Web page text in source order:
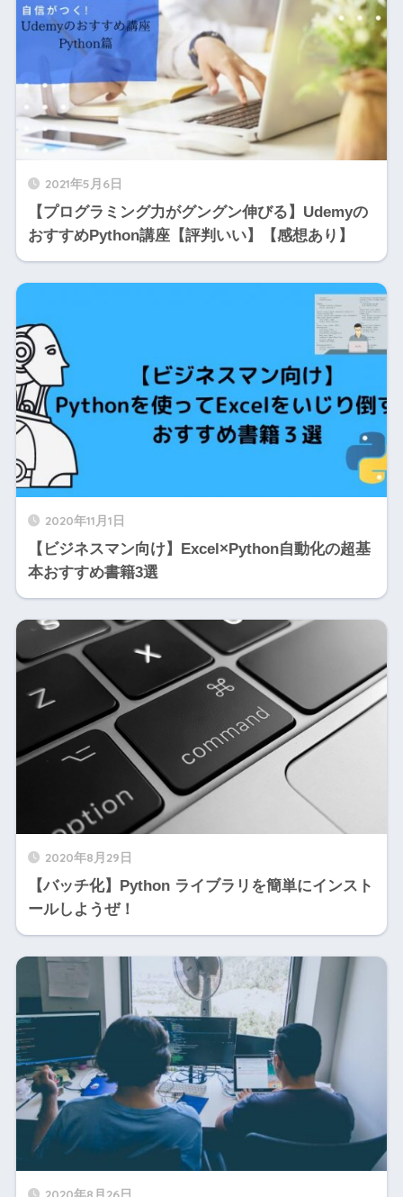
2021年5月6日
【プログラミング力がグングン伸びる】Udemyの
おすすめPython講座【評判いい】【感想あり】
2020年11月1日
【ビジネスマン向け】Excel×Python自動化の超基
本おすすめ書籍3選
2020年8月29日
【バッチ化】Python ライブラリを簡単にインスト
ールしようぜ！
2020年8月26日